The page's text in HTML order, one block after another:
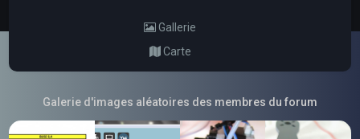
Gallerie
Carte
Galerie d'images aléatoires des membres du forum